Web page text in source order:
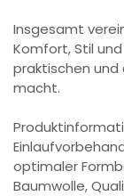
Insgesamt
Komfort, Stil
praktischen
macht.
optimaler
Baumwolle,